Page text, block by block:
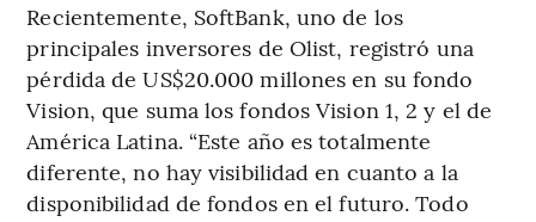
Recientemente, SoftBank, uno de los
principales inversores de Olist, registró una
pérdida de US$20.000 millones en su fondo
Vision, que suma los fondos Vision 1, 2 y el de
América Latina. “Este año es totalmente
diferente, no hay visibilidad en cuanto a la
disponibilidad de fondos en el futuro. Todo